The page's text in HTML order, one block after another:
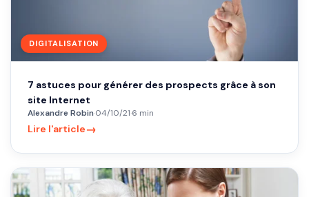
DIGITALISATION
7 astuces pour générer des prospects grâce à son
site Internet
Alexandre Robin·04/10/21·6 min
Lire l'article→